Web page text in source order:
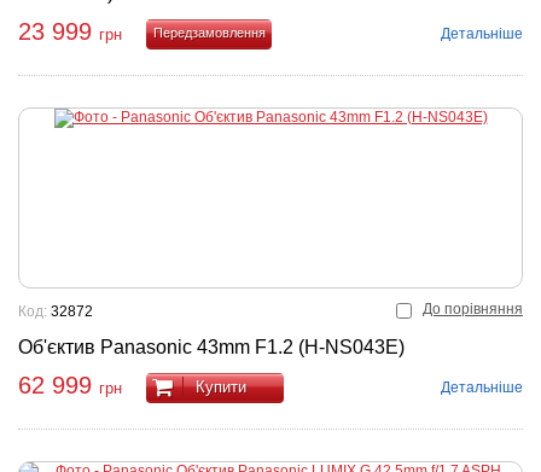
23 999 грн
Детальніше
До порівняння
Об'єктив Panasonic 43mm F1.2 (H-NS043E)
Код: 32872
62 999 грн Купити Детальніше